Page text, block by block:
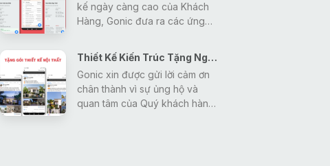
kế ngày càng cao của Khách
Hàng, Gonic đưa ra các ứng
thắc mắc, tra cứu các thông tin
về thiết kế - xây dựng - phong
thủy một cách nhanh nhất và
hiệu quả nhất cho khách hàng.
Thiết Kế Kiến Trúc Tặng Ngay Gói Thiết Kế Nội Thất
Gonic xin được gửi lời cảm ơn
chân thành vì sự ủng hộ và
quan tâm của Quý khách hàng